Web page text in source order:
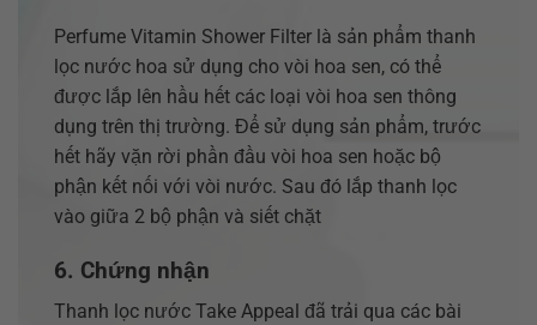
Perfume Vitamin Shower Filter là sản phẩm thanh
lọc nước hoa sử dụng cho vòi hoa sen, có thể
được lắp lên hầu hết các loại vòi hoa sen thông
dụng trên thị trường. Để sử dụng sản phẩm, trước
hết hãy vặn rời phần đầu vòi hoa sen hoặc bộ
phận kết nối với vòi nước. Sau đó lắp thanh lọc
vào giữa 2 bộ phận và siết chặt
6. Chứng nhận
Thanh lọc nước Take Appeal đã trải qua các bài